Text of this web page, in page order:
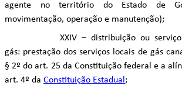
agente no território do Estado de
movimentação, operação e manutenção);
XXIV – distribuição ou
gás: prestação dos serviços locais de gás
§ 2º do art. 25 da Constituição federal e a
art. 4º da Constituição Estadual;